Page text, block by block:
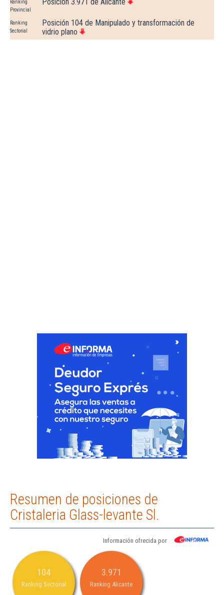
Ranking
Provincial
Posición 3.971 de Alicante
Ranking
Sectorial
Posición 104 de Manipulado y transformación de
vidrio plano
Resumen de posiciones de
Cristaleria Glass-levante Sl.
Información ofrecida por
104
Ranking Sectorial
3.971
Ranking Alicante